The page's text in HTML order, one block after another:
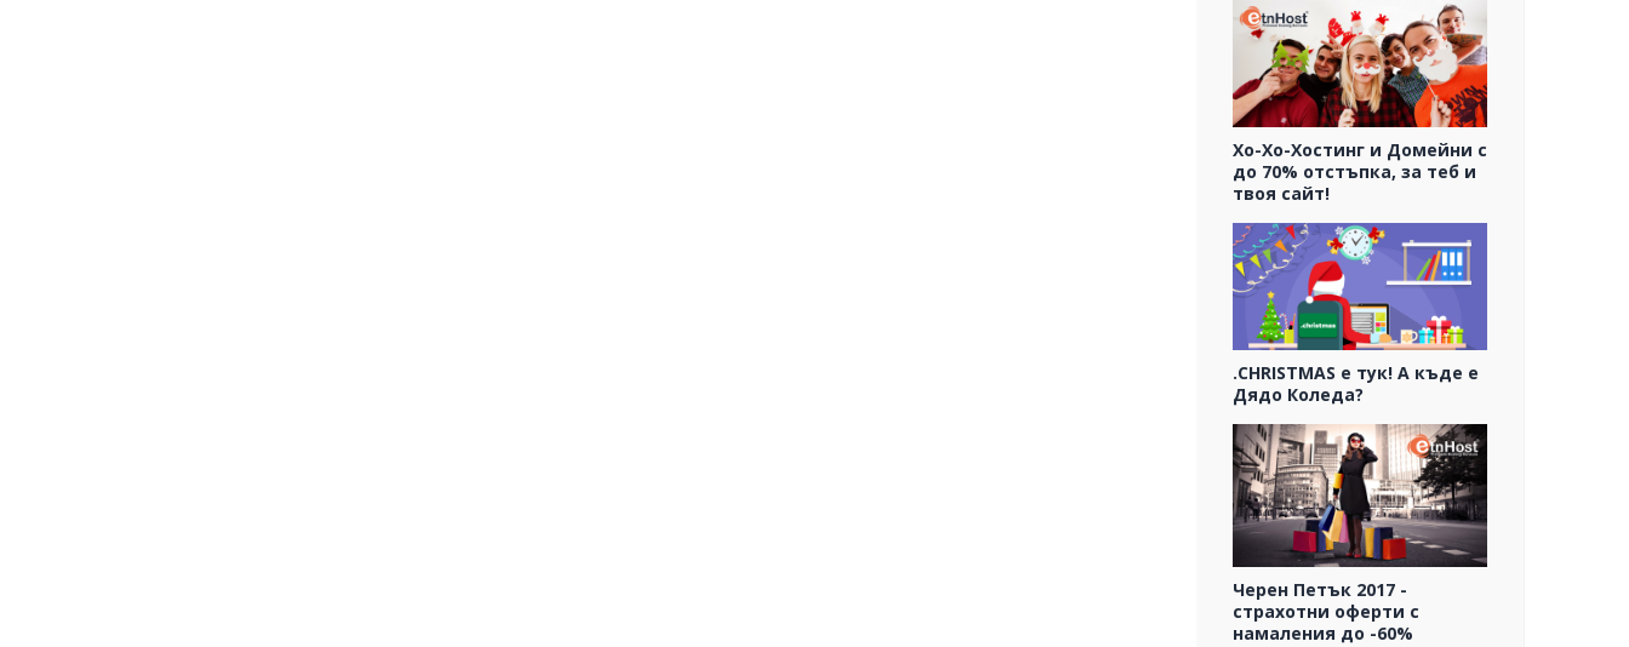
Хо-Хо-Хостинг и Домейни с
до 70% отстъпка, за теб и
твоя сайт!
.CHRISTMAS е тук! А къде е
Дядо Коледа?
Черен Петък 2017 -
страхотни оферти с
намаления до -60%